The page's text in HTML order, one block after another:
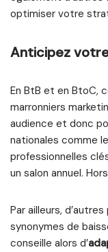
optimiser votre
Anticipez
En BtB et en BtoC,
marronniers
audience et donc
nationales comme
professionnelles
un salon annuel.
Par ailleurs,
synonymes de
conseille alors d’